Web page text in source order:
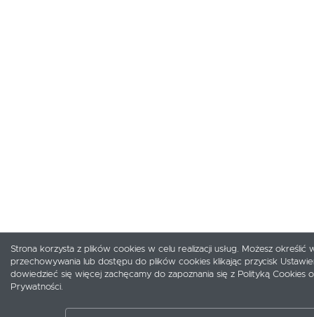
Strona korzysta z plików cookies w celu realizacji usług. Możesz określić
przechowywania lub dostępu do plików cookies klikając przycisk
dowiedzieć się więcej zachęcamy do zapoznania się z Polityką Cookies
Prywatności.